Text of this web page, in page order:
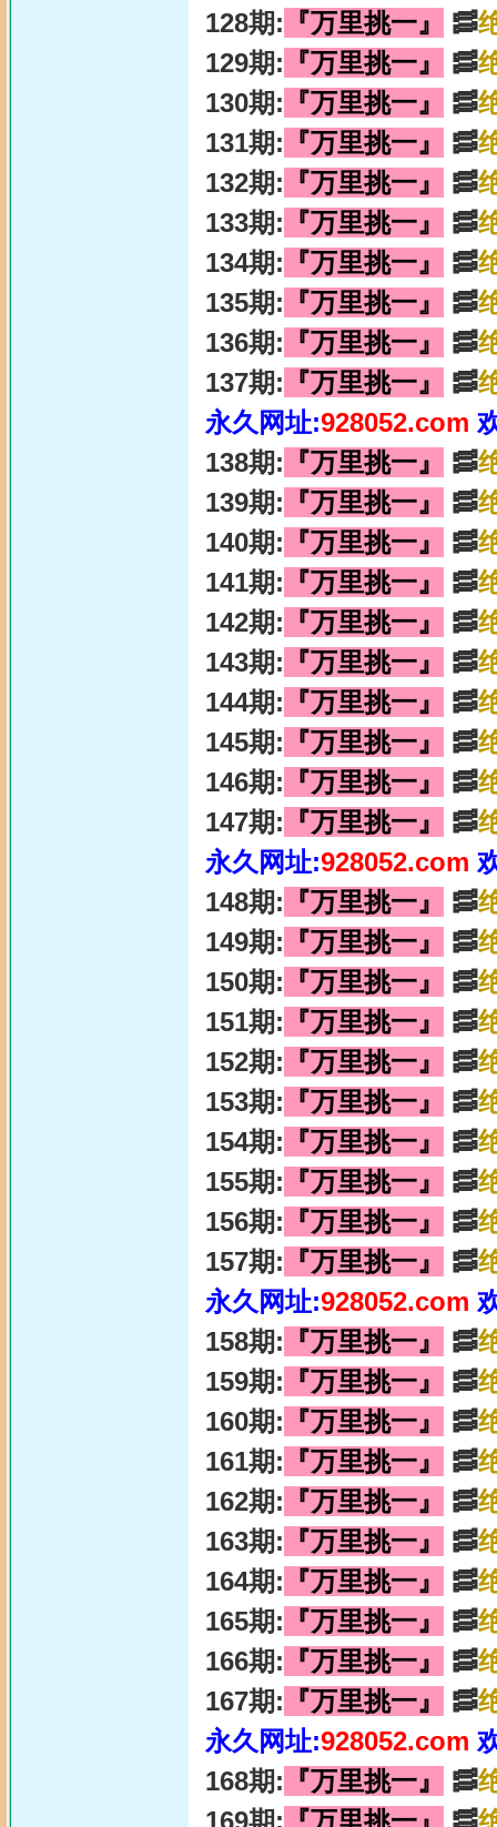
128期: 『万里挑一』 🥓
129期: 『万里挑一』 🥓
130期: 『万里挑一』 🥓
131期: 『万里挑一』 🥓
132期: 『万里挑一』 🥓
133期: 『万里挑一』 🥓
134期: 『万里挑一』 🥓
135期: 『万里挑一』 🥓
136期: 『万里挑一』 🥓
137期: 『万里挑一』 🥓
永久网址:928052.com
138期: 『万里挑一』 🥓
139期: 『万里挑一』 🥓
140期: 『万里挑一』 🥓
141期: 『万里挑一』 🥓
142期: 『万里挑一』 🥓
143期: 『万里挑一』 🥓
144期: 『万里挑一』 🥓
145期: 『万里挑一』 🥓
146期: 『万里挑一』 🥓
147期: 『万里挑一』 🥓
永久网址:928052.com
148期: 『万里挑一』 🥓
149期: 『万里挑一』 🥓
150期: 『万里挑一』 🥓
151期: 『万里挑一』 🥓
152期: 『万里挑一』 🥓
153期: 『万里挑一』 🥓
154期: 『万里挑一』 🥓
155期: 『万里挑一』 🥓
156期: 『万里挑一』 🥓
157期: 『万里挑一』 🥓
永久网址:928052.com
158期: 『万里挑一』 🥓
159期: 『万里挑一』 🥓
160期: 『万里挑一』 🥓
161期: 『万里挑一』 🥓
162期: 『万里挑一』 🥓
163期: 『万里挑一』 🥓
164期: 『万里挑一』 🥓
165期: 『万里挑一』 🥓
166期: 『万里挑一』 🥓
167期: 『万里挑一』 🥓
永久网址:928052.com
168期: 『万里挑一』 🥓